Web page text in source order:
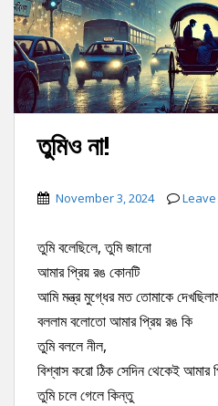
তুমিও না!
November 3, 2024
তুমি বলেছিলে, তুমি জানো
আমার প্রিয় রঙ কোনটি
আমি মন্ত্র মুগ্ধের মত তোমাকে
বললাম বলোতো আমার প্রিয় রঙ কি
তুমি বললে নীল,
বিশ্বাস করো ঠিক সেদিন থেকেই আমার
তুমি চলে গেলে কিন্তু